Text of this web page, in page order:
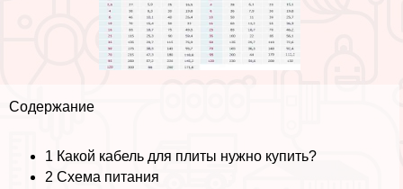
Содержание
1 Какой кабель для плиты нужно купить?
2 Схема питания